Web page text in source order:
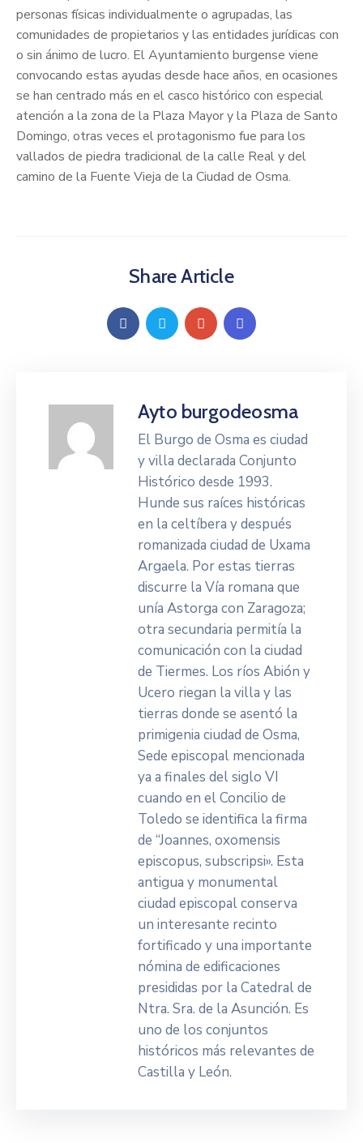
personas físicas individualmente o agrupadas, las
comunidades de propietarios y las entidades jurídicas con
o sin ánimo de lucro. El Ayuntamiento burgense viene
convocando estas ayudas desde hace años, en ocasiones
se han centrado más en el casco histórico con especial
atención a la zona de la Plaza Mayor y la Plaza de Santo
Domingo, otras veces el protagonismo fue para los
vallados de piedra tradicional de la calle Real y del
camino de la Fuente Vieja de la Ciudad de Osma.
Share Article
Ayto burgodeosma
El Burgo de Osma es ciudad
y villa declarada Conjunto
Histórico desde 1993.
Hunde sus raíces históricas
en la celtíbera y después
romanizada ciudad de Uxama
Argaela. Por estas tierras
discurre la Vía romana que
unía Astorga con Zaragoza;
otra secundaria permitía la
comunicación con la ciudad
de Tiermes. Los ríos Abión y
Ucero riegan la villa y las
tierras donde se asentó la
primigenia ciudad de Osma,
Sede episcopal mencionada
ya a finales del siglo VI
cuando en el Concilio de
Toledo se identifica la firma
de “Joannes, oxomensis
episcopus, subscripsi». Esta
antigua y monumental
ciudad episcopal conserva
un interesante recinto
fortificado y una importante
nómina de edificaciones
presididas por la Catedral de
Ntra. Sra. de la Asunción. Es
uno de los conjuntos
históricos más relevantes de
Castilla y León.